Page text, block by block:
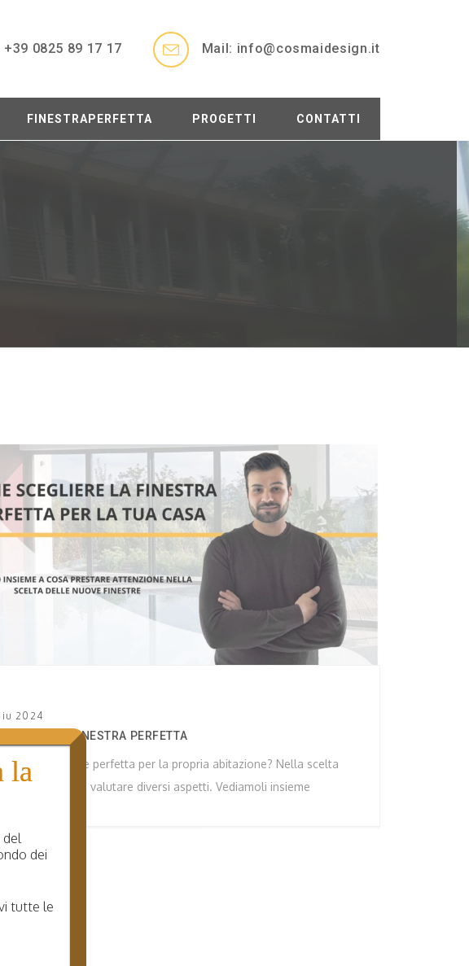
0825 89 17 17 Mail: info@cosmaidesign.it
FINESTRAPERFETTA PROGETTI CONTATTI
2024
LA FINESTRA PERFETTA
la finestre perfetta per la propria abitazione? Nella scelta
infissi dobbiamo valutare diversi aspetti. Vediamoli insieme
la
del
dei
tutte le